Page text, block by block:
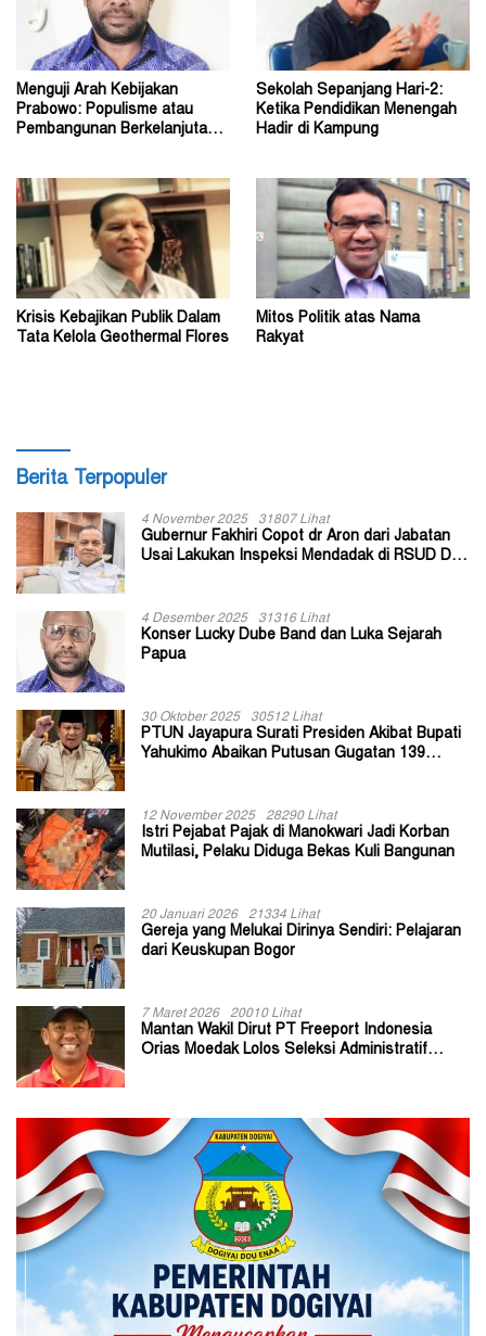
Menguji Arah Kebijakan
Prabowo: Populisme atau
Pembangunan Berkelanjutan?
Sekolah Sepanjang Hari-2:
Ketika Pendidikan Menengah
Hadir di Kampung
Krisis Kebajikan Publik Dalam
Tata Kelola Geothermal Flores
Mitos Politik atas Nama
Rakyat
Berita Terpopuler
4 November 2025 31807 Lihat
Gubernur Fakhiri Copot dr Aron dari Jabatan
Usai Lakukan Inspeksi Mendadak di RSUD Dok
4 Desember 2025 31316 Lihat
Konser Lucky Dube Band dan Luka Sejarah
Papua
30 Oktober 2025 30512 Lihat
PTUN Jayapura Surati Presiden Akibat Bupati
Yahukimo Abaikan Putusan Gugatan 139
12 November 2025 28290 Lihat
Istri Pejabat Pajak di Manokwari Jadi Korban
Mutilasi, Pelaku Diduga Bekas Kuli Bangunan
20 Januari 2026 21334 Lihat
Gereja yang Melukai Dirinya Sendiri: Pelajaran
dari Keuskupan Bogor
7 Maret 2026 20010 Lihat
Mantan Wakil Dirut PT Freeport Indonesia
Orias Moedak Lolos Seleksi Administratif